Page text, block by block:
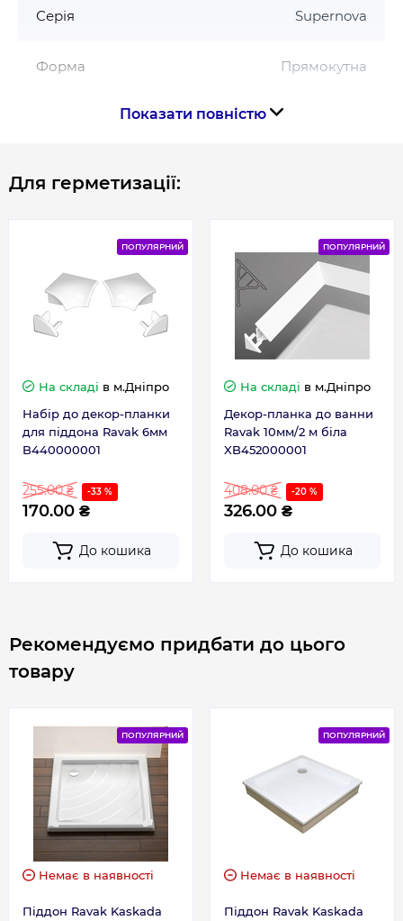
Pro Flat або душовий канал
Серія Supernova
Форма Прямокутна
Країна виготовлення
Габарити, розміри, вага
Довжина, см
Показати повністю
Для герметизації:
ПОПУЛЯРНИЙ
На складі в м.Дніпро
Набір до декор-планки
для піддона Ravak 6мм
B440000001
255.00 ₴ -33 %
170.00 ₴
До кошика
ПОПУЛЯРНИЙ
На складі в м.Дніпро
Декор-планка до ванни
Ravak 10мм/2 м біла
XB452000001
408.00 ₴ -20 %
326.00 ₴
До кошика
Рекомендуємо придбати до цього
товару
ПОПУЛЯРНИЙ
Немає в наявності
Піддон Ravak Kaskada
ПОПУЛЯРНИЙ
Немає в наявності
Піддон Ravak Kaskada